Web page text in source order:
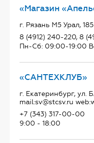
«Магазин
г. Рязань М5 Урал,
8 (4912) 240-220, 8
Пн-Сб: 09:00-19:00
«САНТЕХКЛУБ»
г. Екатеринбург, ул.
mail:sv@stcsv.ru
+7 (343) 317-00-00
9:00 - 18:00